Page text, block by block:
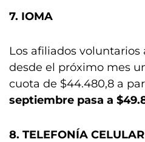
7. IOMA
Los afiliados voluntarios
desde el próximo mes
cuota de $44.480,8 a
septiembre pasa a
8. TELEFONÍA CELULAR